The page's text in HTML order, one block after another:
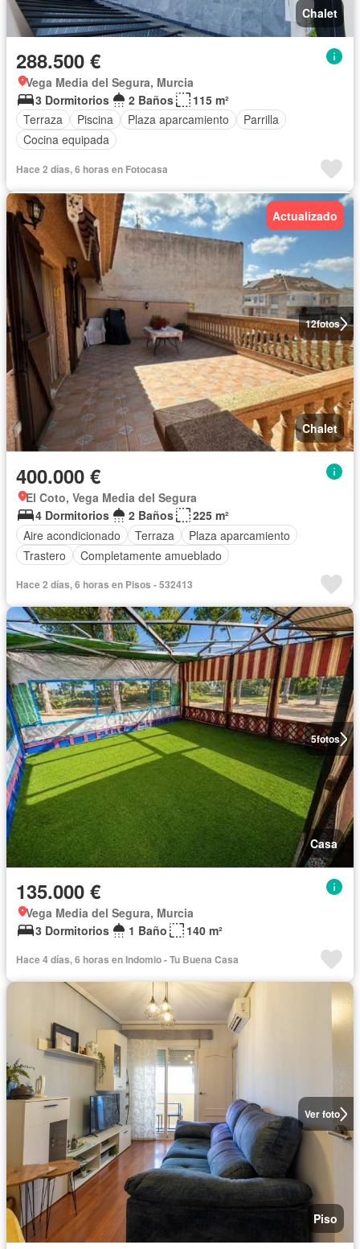
Chalet
288.500 €
Vega Media del Segura, Murcia
3 Dormitorios
2 Baños
115 m²
Terraza
Piscina Plaza aparcamiento
Parrilla
Cocina equipada
Hace 2 días, 6 horas en Fotocasa
12fotos
Actualizado
Chalet
400.000 €
El Coto, Vega Media del Segura
4 Dormitorios
2 Baños
225 m²
Aire acondicionado
Terraza
Plaza aparcamiento
Trastero
Completamente amueblado
Hace 2 días, 6 horas en Pisos - 532413
5fotos
Casa
135.000 €
Vega Media del Segura, Murcia
3 Dormitorios
1 Baño 140 m²
Hace 4 días, 6 horas en Indomio - Tu Buena Casa
Ver foto
Piso